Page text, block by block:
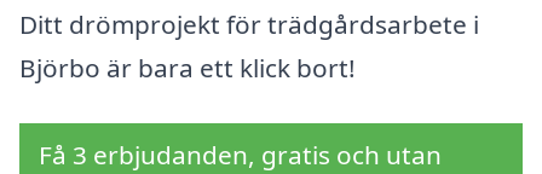
Ditt drömprojekt för trädgårdsarbete i
Björbo är bara ett klick bort!
Få 3 erbjudanden, gratis och utan